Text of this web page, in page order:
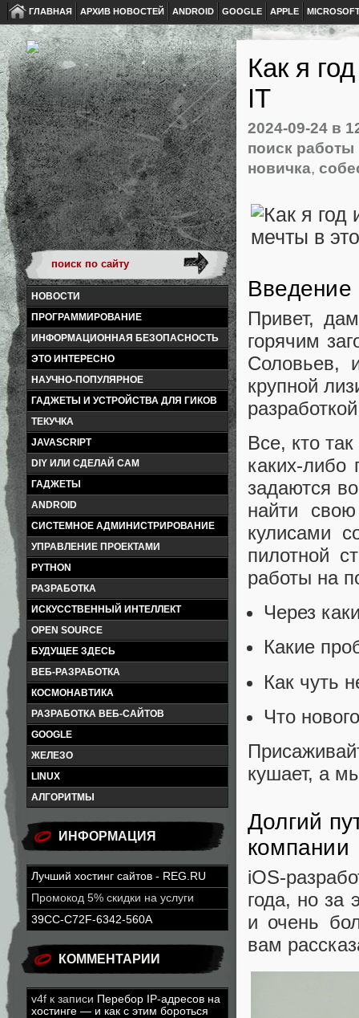
ГЛАВНАЯ АРХИВ НОВОСТЕЙ ANDROID GOOGLE APPLE
НОВОСТИ
ПРОГРАММИРОВАНИЕ
ИНФОРМАЦИОННАЯ БЕЗОПАСНОСТЬ
ЭТО ИНТЕРЕСНО
НАУЧНО-ПОПУЛЯРНОЕ
ГАДЖЕТЫ И УСТРОЙСТВА ДЛЯ ГИКОВ
ТЕКУЧКА
JAVASCRIPT
DIY ИЛИ СДЕЛАЙ САМ
ГАДЖЕТЫ
ANDROID
СИСТЕМНОЕ АДМИНИСТРИРОВАНИЕ
УПРАВЛЕНИЕ ПРОЕКТАМИ
PYTHON
РАЗРАБОТКА
ИСКУССТВЕННЫЙ ИНТЕЛЛЕКТ
OPEN SOURCE
БУДУЩЕЕ ЗДЕСЬ
ВЕБ-РАЗРАБОТКА
КОСМОНАВТИКА
РАЗРАБОТКА ВЕБ-САЙТОВ
GOOGLE
ЖЕЛЕЗО
LINUX
АЛГОРИТМЫ
ИНФОРМАЦИЯ
Лучший хостинг сайтов - REG.RU
Промокод 5% скидки на услуги
39CC-C72F-6342-560A
КОММЕНТАРИИ
v4f к записи Перебор IP-адресов на
хостинге — и как с этим бороться
Как я
IT
2024-09-24 в
поиск работы
новичка,
Введение
Привет,
горячим
Соловьев,
крупной
Все, кто
каких-
задаются
найти
кулисами
пилотной
работы на
Через
Какие
Как чуть
Что
кушает, а
Долгий
компании
iOS-
года, но за
и очень
вам